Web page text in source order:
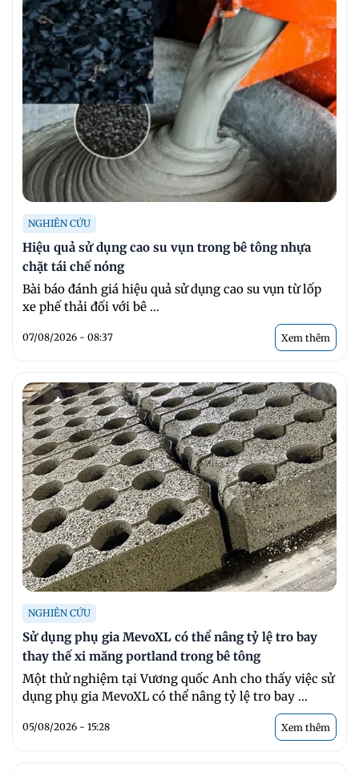
NGHIÊN CỨU
Hiệu quả sử dụng cao su vụn trong bê tông nhựa
chặt tái chế nóng
Bài báo đánh giá hiệu quả sử dụng cao su vụn từ lốp
xe phế thải đối với bê ...
07/08/2026 - 08:37 Xem thêm
NGHIÊN CỨU
Sử dụng phụ gia MevoXL có thể nâng tỷ lệ tro bay
thay thế xi măng portland trong bê tông
Một thử nghiệm tại Vương quốc Anh cho thấy việc sử
dụng phụ gia MevoXL có thể nâng tỷ lệ tro bay ...
05/08/2026 - 15:28 Xem thêm